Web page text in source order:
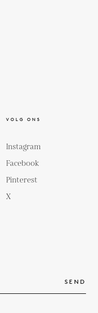
VOLG ONS
Instagram
Facebook
Pinterest
X
SEND